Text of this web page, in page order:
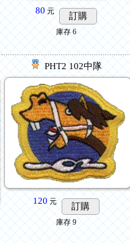
80元 訂購
庫存 6
PHT2 102中隊
120元 訂購
庫存 9